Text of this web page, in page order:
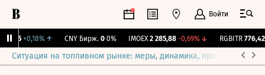
Войти
+0,18%↑ CNY Бирж. 0 0% IMOEX 2 285,88 -0,69%↓ RGBITR 776,42
Ситуация на топливном рынке: меры, динамика, прогнозы